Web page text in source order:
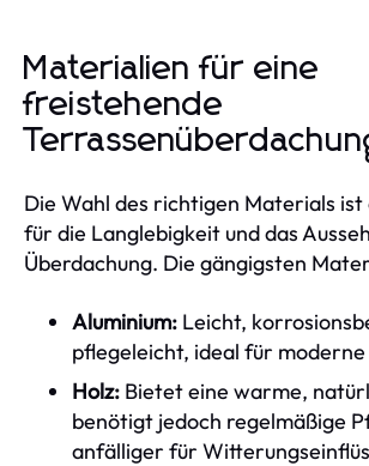
Materialien für eine
freistehende
Die Wahl des richtigen Materials
für die Langlebigkeit und das
Überdachung. Die gängigsten
Aluminium: Leicht,
pflegeleicht, ideal für moderne
Holz: Bietet eine warme,
benötigt jedoch regelmäßige
anfälliger für